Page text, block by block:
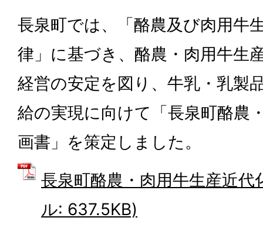
長泉町では、「酪農及び肉用牛
律」に基づき、酪農・肉用牛生
経営の安定を図り、牛乳・乳製
給の実現に向けて「長泉町酪農
画書」を策定しました。
長泉町酪農・肉用牛生産近代
ル: 637.5KB)